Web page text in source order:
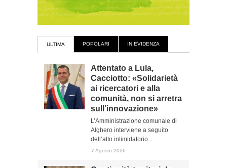
ULTIMA POPOLARI IN EVIDENZA
Attentato a Lula,
Cacciotto: «Solidarietà
ai ricercatori e alla
comunità, non si arretra
sull’innovazione»
L’Amministrazione comunale di
Alghero interviene a seguito
dell’atto intimidatorio...
7 Agosto 2026